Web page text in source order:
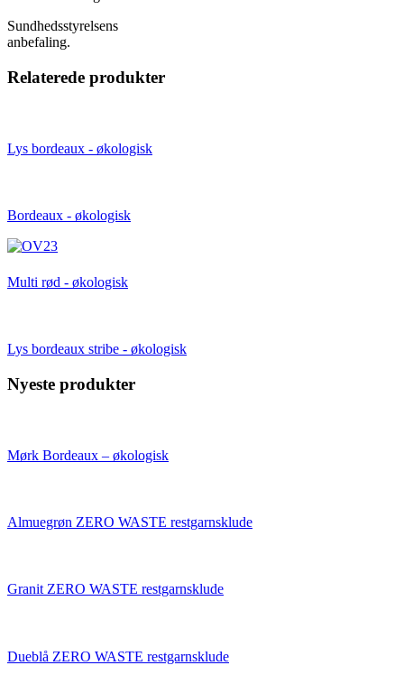
Sundhedsstyrelsens
anbefaling.
Relaterede produkter
Lys bordeaux - økologisk
Bordeaux - økologisk
Multi rød - økologisk
Lys bordeaux stribe - økologisk
Nyeste produkter
Mørk Bordeaux – økologisk
Almuegrøn ZERO WASTE restgarnsklude
Granit ZERO WASTE restgarnsklude
Dueblå ZERO WASTE restgarnsklude